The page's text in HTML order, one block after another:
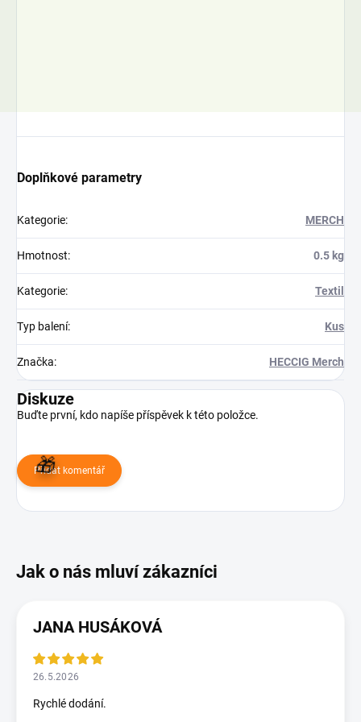
Doplňkové parametry
Kategorie: MERCH
Hmotnost: 0.5 kg
Kategorie: Textil
Typ balení: Kus
Značka: HECCIG Merch
Diskuze
Buďte první, kdo napíše příspěvek k této položce.
Přidat komentář
JANA HUSÁKOVÁ
26.5.2026
Rychlé dodání.